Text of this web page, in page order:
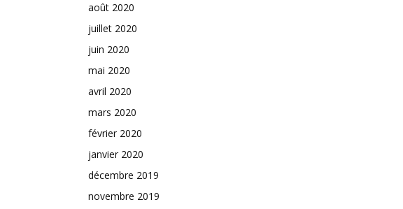
août 2020
juillet 2020
juin 2020
mai 2020
avril 2020
mars 2020
février 2020
janvier 2020
décembre 2019
novembre 2019